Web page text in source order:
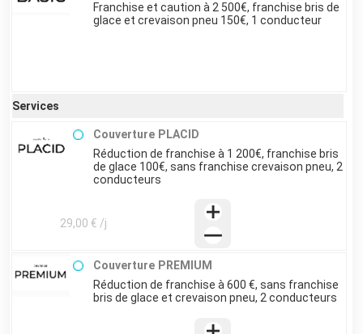
Franchise et caution à 2 500€, franchise bris de
glace et crevaison pneu 150€, 1 conducteur
Services
Couverture PLACID
Réduction de franchise à 1 200€, franchise bris
de glace 100€, sans franchise crevaison pneu, 2
conducteurs
29,00 € /j
Couverture PREMIUM
Réduction de franchise à 600 €, sans franchise
bris de glace et crevaison pneu, 2 conducteurs